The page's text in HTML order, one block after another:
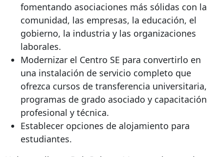
fomentando asociaciones más sólidas con la
comunidad, las empresas, la educación, el
gobierno, la industria y las organizaciones
laborales.
Modernizar el Centro SE para convertirlo en
una instalación de servicio completo que
ofrezca cursos de transferencia universitaria,
programas de grado asociado y capacitación
profesional y técnica.
Establecer opciones de alojamiento para
estudiantes.